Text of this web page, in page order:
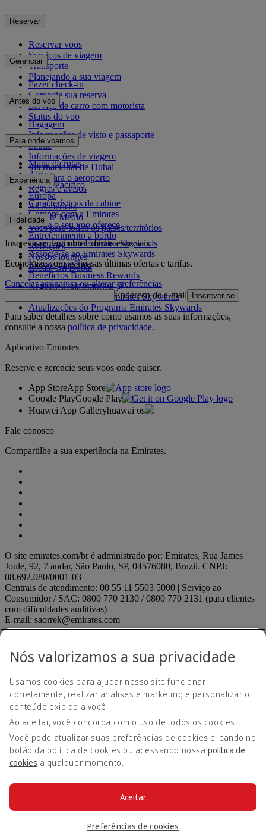
Reservar
Reservar voos
Serviços de viagem
Transporte
Planejando a sua viagem
Gerenciar
Fazer check-in
Gerencie sua reserva
Serviço de carro com motorista
Status do voo
Antes do voo
Bagagem
Informações de visto e passaporte
Saúde
Informações de viagem
Internacional de Dubai
De e para o aeroporto
Regras e avisos
Para onde voamos
Mapa de rotas
África
Ásia e Pacífico
Europa
As Américas
Oriente Médio
Voos para todos os países/territórios
Experiência
Características da cabine
Compre com a Emirates
O que o seu voo oferece
Entretenimento a bordo
Refeições
Nossos lounges
Escala em Dubai
Fidelidade
Fazer login no Emirates Skywards
Associe-se ao Emirates Skywards
Nossos parceiros
Benefícios Business Rewards
Registre a sua empresa já
Regras do programa Emirates Skywards
Atualizações do Programa Emirates Skywards
Inscreva-se para obter ofertas especiais
Economize com as nossas últimas ofertas e tarifas.
Cancelar assinatura ou alterar preferências
Endereço de e-mail
Inscrever-se
Para saber detalhes sobre como usamos as suas informações,
consulte a nossa política de privacidade.
Aplicativo Emirates
Reserve e gerencie seus voos onde quiser.
App StoreApp Store
Google PlayGoogle Play
Huawei App Galleryhuawai os
Fale conosco
Compartilhe a sua experiência na Emirates.
O site emirates.com/br é administrado por: Emirates, Rua James
Joule, 92, 7 andar, São Paulo, SP, 04576080, Brazil. CNPJ:
08.692.080/0001-03
Centrais de atendimento: 00 55 11 5503 5000 | Serviço ao
Consumidor / SAC: 0800 770 2130 / 0800 770 2131 (para clientes
com dificuldades auditivas)
E-mail: saorrek@emirates.com
Contate-nos
Política de privacidade
Política de Cookies
Segurança cibernética
Declaração de transparência relativa à Lei sobre Escravidão
Mapa do site
ANAC reguladosANAC regulados Opens an external link in
a new tab
Desempenho de pontualidade
Envie uma sugestão ou reclamação
Opens an external link in a new tab
© 2026 Grupo Emirates. Todos os direitos reservados.
Nós valorizamos a sua privacidade
Usamos cookies para ajudar nosso site funcionar
corretamente, realizar análises e marketing e personalizar o
conteúdo exibido a você.
Ao aceitar, você concorda com o uso de todos os cookies.
Você pode atualizar suas preferências de cookies clicando no
botão da política de cookies ou acessando nossa política de
cookies a qualquer momento.
Preferências de cookies
Aceitar